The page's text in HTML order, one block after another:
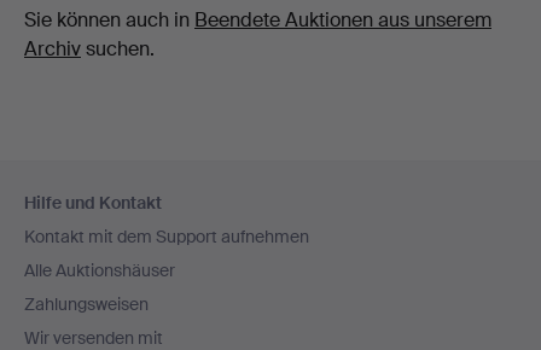
Sie können auch in Beendete Auktionen aus unserem
Archivsuchen.
Navigation
Hilfe und Kontakt
Kontakt mit dem Support aufnehmen
Alle Auktionshäuser
Zahlungsweisen
Wir versenden mit